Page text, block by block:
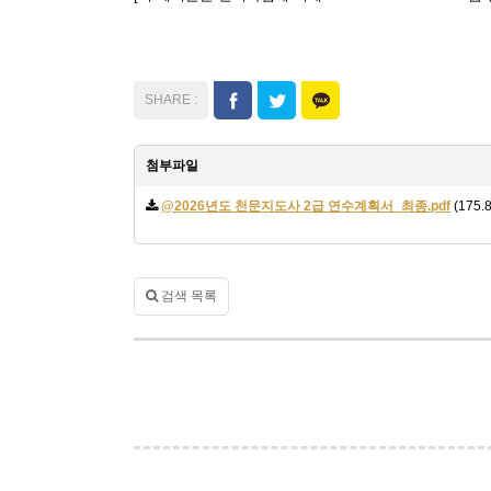
첨부파일
@2026년도 천문지도사 2급 연수계획서_최종.pdf
검색 목록